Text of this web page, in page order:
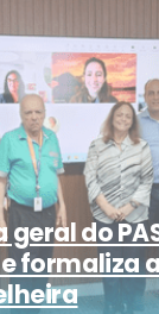
geral do
formaliza